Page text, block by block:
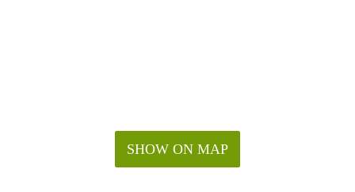
SHOW ON MAP